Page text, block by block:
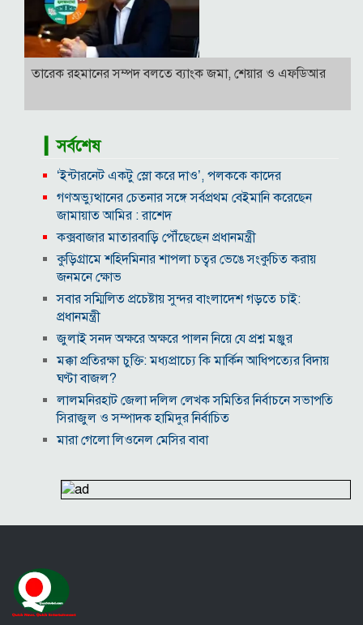
তারেক রহমানের সম্পদ বলতে ব্যাংক জমা, শেয়ার ও এফডিআর
▎সর্বশেষ
‘ইন্টারনেট একটু স্লো করে দাও’, পলককে কাদের
গণঅভ্যুত্থানের চেতনার সঙ্গে সর্বপ্রথম বেইমানি করেছেন
জামায়াত আমির : রাশেদ
কক্সবাজার মাতারবাড়ি পৌঁছেছেন প্রধানমন্ত্রী
কুড়িগ্রামে শহিদমিনার শাপলা চত্বর ভেঙে সংকুচিত করায়
জনমনে ক্ষোভ
সবার সম্মিলিত প্রচেষ্টায় সুন্দর বাংলাদেশ গড়তে চাই:
প্রধানমন্ত্রী
জুলাই সনদ অক্ষরে অক্ষরে পালন নিয়ে যে প্রশ্ন মঞ্জুর
মক্কা প্রতিরক্ষা চুক্তি: মধ্যপ্রাচ্যে কি মার্কিন আধিপত্যের বিদায়
ঘণ্টা বাজল?
‎লালমনিরহাট জেলা দলিল লেখক সমিতির নির্বাচনে সভাপতি
সিরাজুল ও সম্পাদক হামিদুর নির্বাচিত
মারা গেলো লিওনেল মেসির বাবা
আবাসিক এলাকায় ৯ ঘণ্টা হর্ন নিষিদ্ধ করে গণবিজ্ঞপ্তি
মালয়েশিয়াকে গুঁড়িয়ে দিয়ে দাপুটে জয় পেল বাংলাদেশ
নোয়াখালীতে ৯৭৯০ ইয়াবাসহ দুই পাচারকারী গ্রেপ্তার